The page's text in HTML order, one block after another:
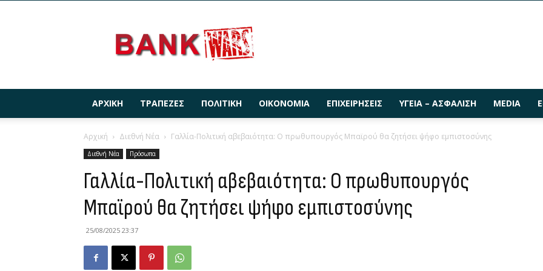
ΑΡΧΙΚΉ ΤΡΆΠΕΖΕΣ ΠΟΛΙΤΙΚΉ ΟΙΚΟΝΟΜΊΑ ΕΠΙΧΕΙΡΉΣΕΙΣ ΥΓΕΊΑ – ΑΣΦΆΛΙΣΗ MEDIA
Αρχική Διεθνή Νέα Γαλλία-Πολιτική αβεβαιότητα: Ο πρωθυπουργός Μπαϊρού θα ζητήσει ψήφο εμπιστοσύνης
Διεθνή Νέα Πρόσωπα
Γαλλία-Πολιτική αβεβαιότητα: Ο πρωθυπουργός
Μπαϊρού θα ζητήσει ψήφο εμπιστοσύνης
25/08/2025 23:37